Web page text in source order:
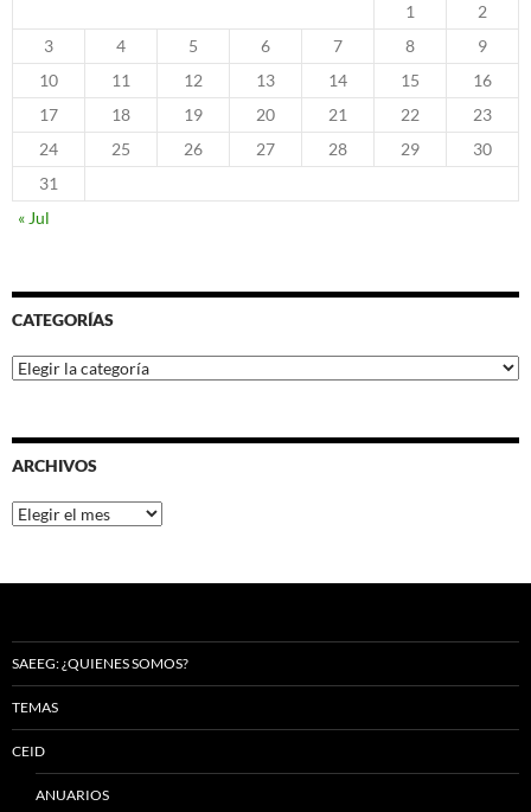
1
2
3
4 5 6 7 8
9
10
11 12 13 14 15
16
17
18 19 20 21 22
23
24
25 26 27 28 29
30
31
« Jul
CATEGORÍAS
Categorías
ARCHIVOS
Archivos
SAEEG: ¿QUIENES SOMOS?
TEMAS
CEID
ANUARIOS